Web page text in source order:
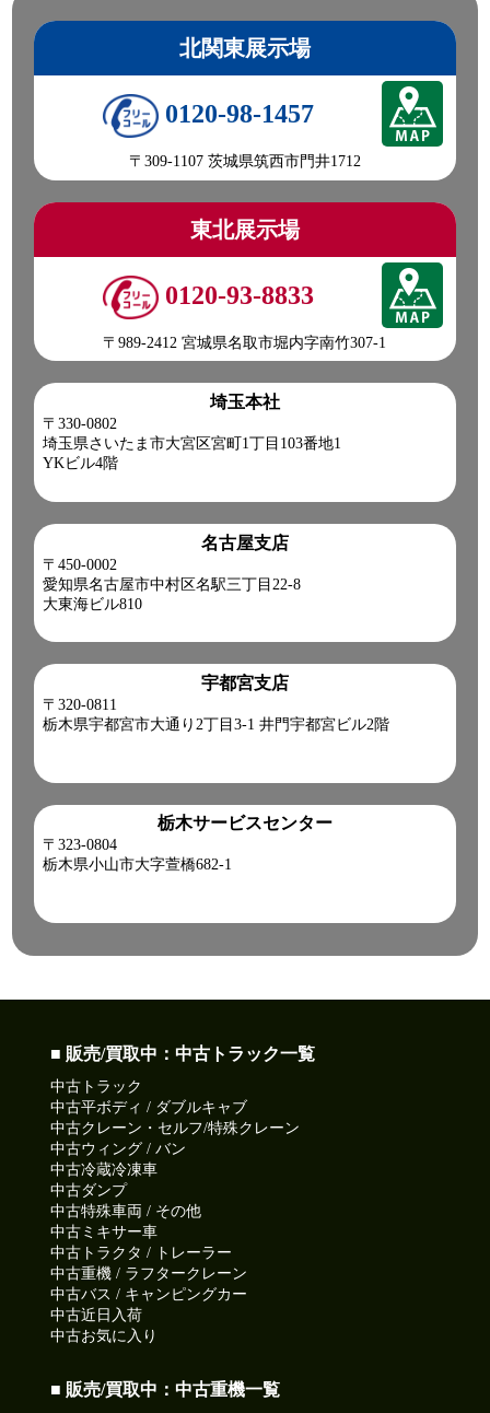
北関東展示場
0120-98-1457
〒309-1107 茨城県筑西市門井1712
東北展示場
0120-93-8833
〒989-2412 宮城県名取市堀内字南竹307-1
埼玉本社
〒330-0802
埼玉県さいたま市大宮区宮町1丁目103番地1
YKビル4階
名古屋支店
〒450-0002
愛知県名古屋市中村区名駅三丁目22-8
大東海ビル810
宇都宮支店
〒320-0811
栃木県宇都宮市大通り2丁目3-1 井門宇都宮ビル2階
栃木サービスセンター
〒323-0804
栃木県小山市大字萱橋682-1
■ 販売/買取中：中古トラック一覧
中古トラック
中古平ボディ / ダブルキャブ
中古クレーン・セルフ/特殊クレーン
中古ウィング / バン
中古冷蔵冷凍車
中古ダンプ
中古特殊車両 / その他
中古ミキサー車
中古トラクタ / トレーラー
中古重機 / ラフタークレーン
中古バス / キャンピングカー
中古近日入荷
中古お気に入り
■ 販売/買取中：中古重機一覧